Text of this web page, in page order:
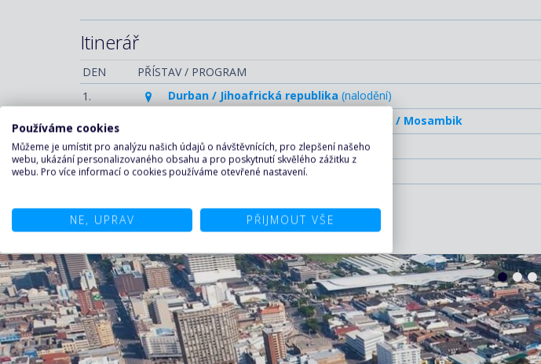
Itinerář
DEN PŘÍSTAV / PROGRAM
1.
Durban / Jihoafrická republika (nalodění)
Portuguese Island (Portugalský ostrov) / Mosambik
3.
Relaxační den na moři
4.
Durban / Jihoafrická republika
V destinaci Na palubě
Používáme cookies
Můžeme je umístit pro analýzu našich údajů o návštěvnících, pro zlepšení našeho
webu, ukázání personalizovaného obsahu a pro poskytnutí skvělého zážitku z
webu. Pro více informací o cookies používáme otevřené nastavení.
NE, UPRAV PŘIJMOUT VŠE